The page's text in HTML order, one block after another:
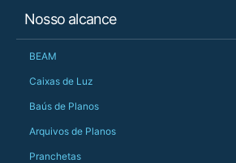
Nosso alcance
BEAM
Caixas de Luz
Baús de Planos
Arquivos de Planos
Pranchetas